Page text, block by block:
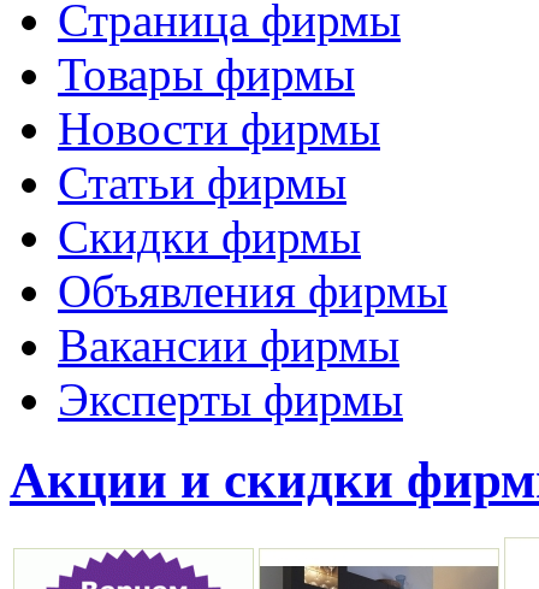
Страница фирмы
Товары фирмы
Новости фирмы
Статьи фирмы
Скидки фирмы
Объявления фирмы
Вакансии фирмы
Эксперты фирмы
Акции и скидки